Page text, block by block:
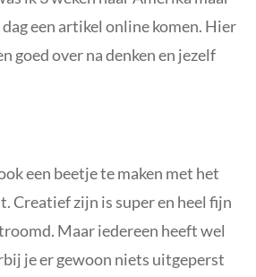
een artikel online komen. Hier
goed over na denken en jezelf
een beetje te maken met het
Creatief zijn is super en heel fijn
Maar iedereen heeft wel
je er gewoon niets uitgeperst